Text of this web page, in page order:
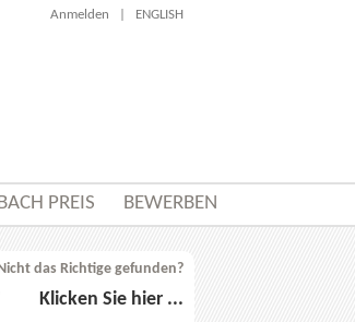
Anmelden ENGLISH
PREIS BEWERBEN
das Richtige gefunden?
Klicken Sie hier ...